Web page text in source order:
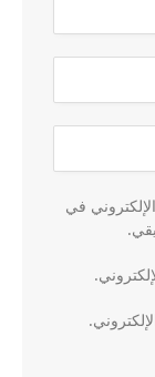
في